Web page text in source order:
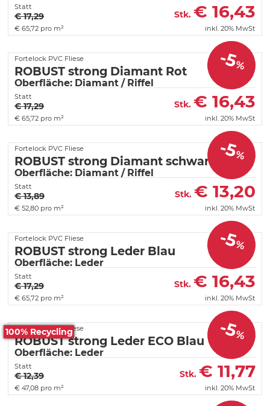
Statt
€ 17,29 Stk. € 16,43
€ 65,72 pro m² inkl. 20% MwSt
-5%
Fortelock PVC Fliese
ROBUST strong Diamant Rot
Oberfläche: Diamant / Riffel
Statt
€ 17,29 Stk. € 16,43
€ 65,72 pro m² inkl. 20% MwSt
-5%
Fortelock PVC Fliese
ROBUST strong Diamant schwarz
Oberfläche: Diamant / Riffel
Statt
€ 13,89 Stk. € 13,20
€ 52,80 pro m² inkl. 20% MwSt
-5%
Fortelock PVC Fliese
ROBUST strong Leder Blau
Oberfläche: Leder
Statt
€ 17,29 Stk. € 16,43
€ 65,72 pro m² inkl. 20% MwSt
-5%
100% Recycling
Fortelock PVC Fliese
ROBUST strong Leder ECO Blau
Oberfläche: Leder
Statt
€ 12,39 Stk. € 11,77
€ 47,08 pro m² inkl. 20% MwSt